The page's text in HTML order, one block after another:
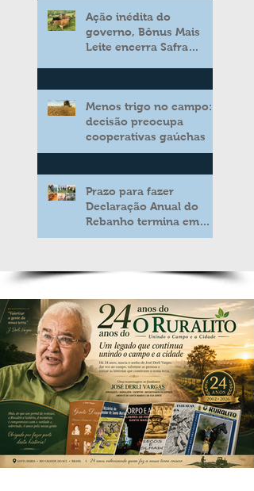
Ação inédita do
governo, Bônus Mais
Leite encerra Safra
aos produtores de leite
Menos trigo no campo:
decisão preocupa
cooperativas gaúchas
Prazo para fazer
Declaração Anual do
Rebanho termina em
duas semanas